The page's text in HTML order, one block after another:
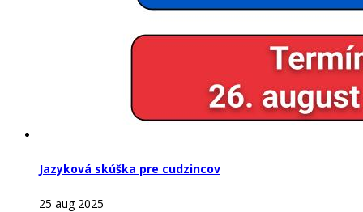
Jazyková skúška pre cudzincov
25 aug 2025